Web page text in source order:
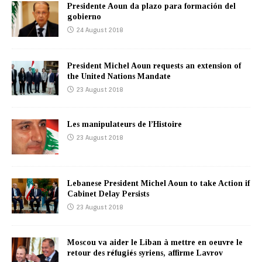
Presidente Aoun da plazo para formación del
gobierno
24 August 2018
President Michel Aoun requests an extension of
the United Nations Mandate
23 August 2018
Les manipulateurs de l’Histoire
23 August 2018
Lebanese President Michel Aoun to take Action if
Cabinet Delay Persists
23 August 2018
Moscou va aider le Liban à mettre en oeuvre le
retour des réfugiés syriens, affirme Lavrov